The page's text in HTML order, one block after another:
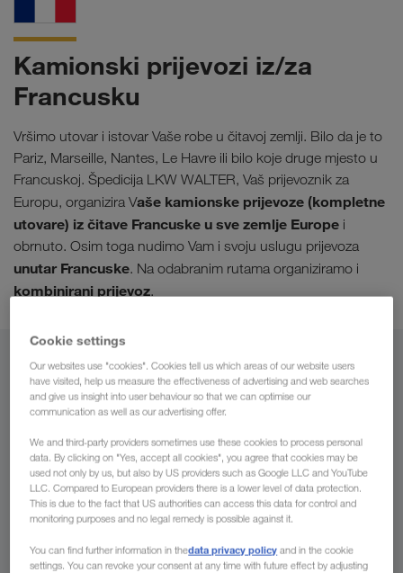
Kamionski prijevozi iz/za
Francusku
Vršimo utovar i istovar Vaše robe u čitavoj zemlji. Bilo da je to
Pariz, Marseille, Nantes, Le Havre ili bilo koje druge mjesto u
Francuskoj. Špedicija LKW WALTER, Vaš prijevoznik za
Europu, organizira Vaše kamionske prijevoze (kompletne
utovare) iz čitave Francuske u sve zemlje Europe i
obrnuto. Osim toga nudimo Vam i svoju uslugu prijevoza
unutar Francuske. Na odabranim rutama organiziramo i
kombinirani prijevoz.
Bosna i Hercegovina
Za
Cookie settings
Our websites use "cookies". Cookies tell us which areas of our website users
have visited, help us measure the effectiveness of advertising and web searches
and give us insight into user behaviour so that we can optimise our
communication as well as our advertising offer.
We and third-party providers sometimes use these cookies to process personal
data. By clicking on "Yes, accept all cookies", you agree that cookies may be
used not only by us, but also by US providers such as Google LLC and YouTube
LLC. Compared to European providers there is a lower level of data protection.
This is due to the fact that US authorities can access this data for control and
monitoring purposes and no legal remedy is possible against it.
You can find further information in thedata privacy policy and in the cookie
settings. You can revoke your consent at any time with future effect by adjusting